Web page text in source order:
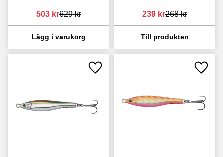
503kr629kr 239kr268kr
Lägg till i favoriter Lägg